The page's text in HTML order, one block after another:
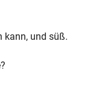
kann, und süß.